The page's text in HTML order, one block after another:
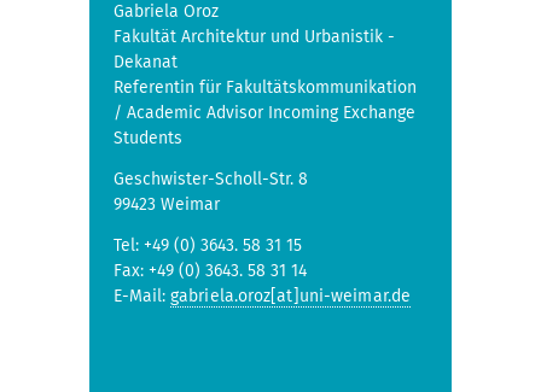
Gabriela Oroz
Fakultät Architektur und Urbanistik -
Dekanat
Referentin für Fakultätskommunikation
/ Academic Advisor Incoming Exchange
Students
Geschwister-Scholl-Str. 8
99423 Weimar
Tel: +49 (0) 3643. 58 31 15
Fax: +49 (0) 3643. 58 31 14
E-Mail: gabriela.oroz[at]uni-weimar.de